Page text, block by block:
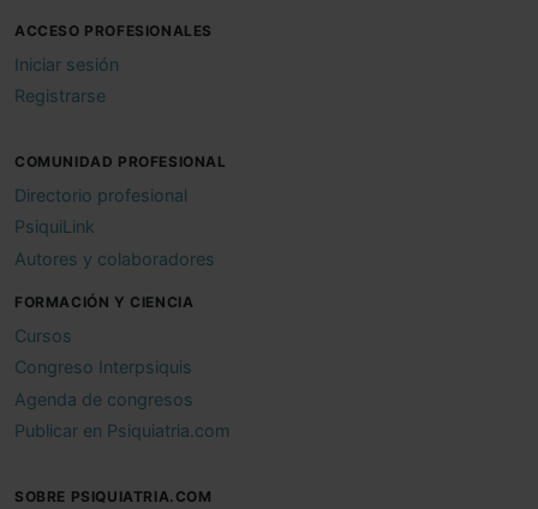
ACCESO PROFESIONALES
Iniciar sesión
Registrarse
COMUNIDAD PROFESIONAL
Directorio profesional
PsiquiLink
Autores y colaboradores
FORMACIÓN Y CIENCIA
Cursos
Congreso Interpsiquis
Agenda de congresos
Publicar en Psiquiatria.com
SOBRE PSIQUIATRIA.COM